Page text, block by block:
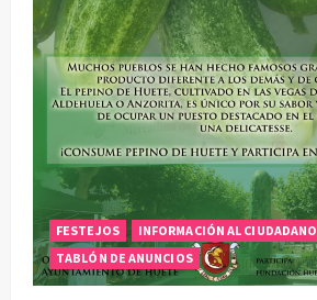
FESTEJOS
INFORMACIÓN AL CIUDADANO
TABLÓN DE ANUNCIOS